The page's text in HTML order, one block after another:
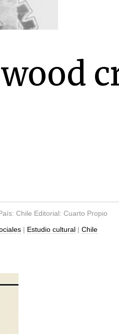
Chile Editorial: Cuarto Propio
| Estudio cultural |Chile